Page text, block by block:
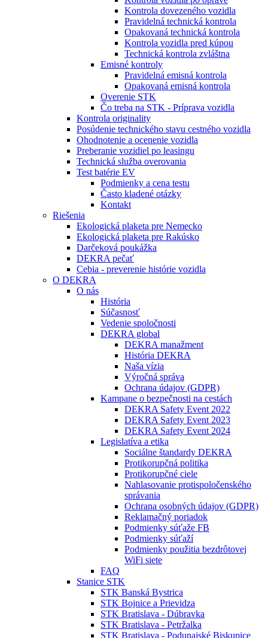
Kontrola dovezeného vozidla
Pravidelná technická kontrola
Opakovaná technická kontrola
Kontrola vozidla pred kúpou
Technická kontrola zvláštna
Emisné kontroly
Pravidelná emisná kontrola
Opakovaná emisná kontrola
Overenie STK
Čo treba na STK - Príprava vozidla
Kontrola originality
Posúdenie technického stavu cestného vozidla
Ohodnotenie a ocenenie vozidla
Preberanie vozidiel po leasingu
Technická služba overovania
Test batérie EV
Podmienky a cena testu
Často kladené otázky
Kontakt
Riešenia
Ekologická plaketa pre Nemecko
Ekologická plaketa pre Rakúsko
Darčeková poukážka
DEKRA pečať
Cebia - preverenie histórie vozidla
O DEKRA
O nás
História
Súčasnosť
Vedenie spoločnosti
DEKRA global
DEKRA manažment
História DEKRA
Naša vízia
Výročná správa
Ochrana údajov (GDPR)
Kampane o bezpečnosti na cestách
DEKRA Safety Event 2022
DEKRA Safety Event 2023
DEKRA Safety Event 2024
Legislatíva a etika
Sociálne štandardy DEKRA
Protikorupčná politika
Protikorupčné ciele
Nahlasovanie protispoločenského
správania
Ochrana osobných údajov (GDPR)
Reklamačný poriadok
Podmienky súťaže FB
Podmienky súťaží
Podmienky použitia bezdrôtovej
WiFi siete
FAQ
Stanice STK
STK Banská Bystrica
STK Bojnice a Prievidza
STK Bratislava - Dúbravka
STK Bratislava - Petržalka
STK Bratislava - Podunajské Biskupice